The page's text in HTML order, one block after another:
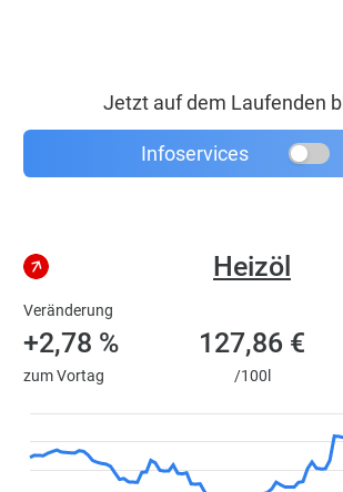
Jetzt auf dem Laufenden
Infoservices
Veränderung
+2,78 %
zum Vortag
Heizöl
127,86 €
/100l